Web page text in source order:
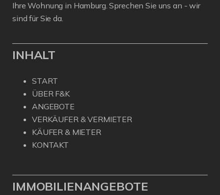
Ihre Wohnung in Hamburg. Sprechen Sie uns an - wir
sind für Sie da.
INHALT
START
ÜBER F&K
ANGEBOTE
VERKÄUFER & VERMIETER
KÄUFER & MIETER
KONTAKT
IMMOBILIENANGEBOTE